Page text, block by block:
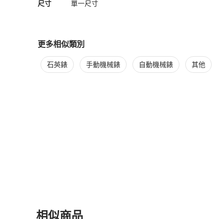
尺寸 單一尺寸
更多相似類別
更多Hermès女錶相似商品推薦
石英錶 手動機械錶 自動機械錶 其他
相似商品